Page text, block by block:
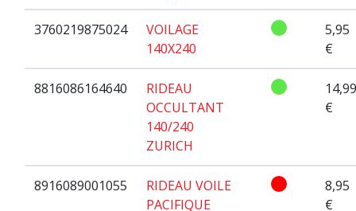
3760219875024
VOILAGE
140X240
5,95
€
8816086164640
RIDEAU
OCCULTANT
140/240
ZURICH
14,99
€
8916089001055
RIDEAU VOILE
PACIFIQUE
8,95
€